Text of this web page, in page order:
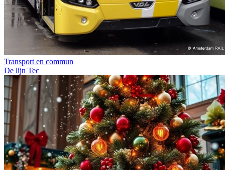
Transport en commun
De lijn Tec